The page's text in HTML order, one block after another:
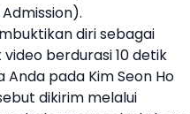
diri sebagai
berdurasi 10 detik
pada Kim Seon Ho
dikirim melalui